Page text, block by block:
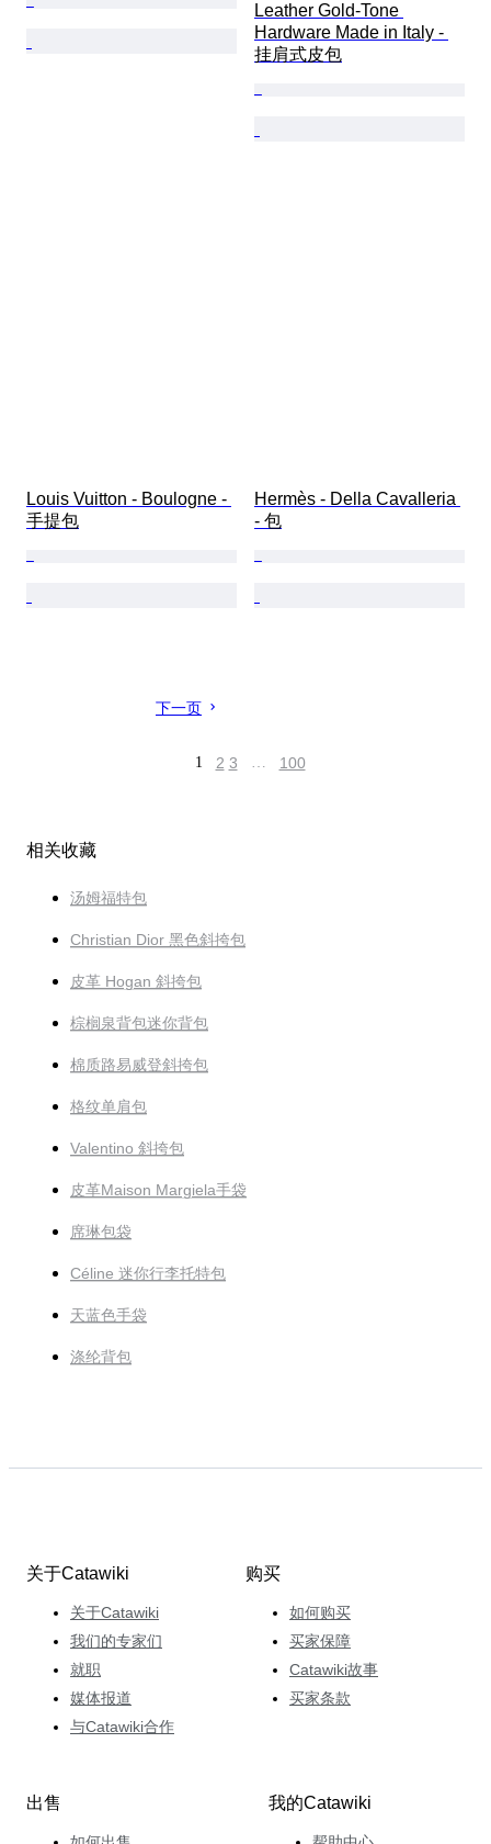
Leather Gold-Tone
Hardware Made in Italy -
挂肩式皮包
Louis Vuitton - Boulogne -
手提包
Hermès - Della Cavalleria
- 包
下一页
1 2 3 … 100
相关收藏
汤姆福特包
Christian Dior 黑色斜挎包
皮革 Hogan 斜挎包
棕榈泉背包迷你背包
棉质路易威登斜挎包
格纹单肩包
Valentino 斜挎包
皮革Maison Margiela手袋
席琳包袋
Céline 迷你行李托特包
天蓝色手袋
涤纶背包
关于Catawiki
关于Catawiki
我们的专家们
就职
媒体报道
与Catawiki合作
购买
如何购买
买家保障
Catawiki故事
买家条款
出售 我的Catawiki